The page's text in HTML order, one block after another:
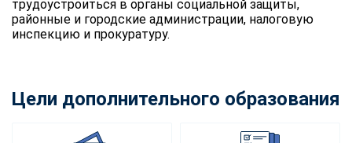
трудоустроиться в органы социальной защиты,
районные и городские администрации, налоговую
инспекцию и прокуратуру.
Цели дополнительного образования